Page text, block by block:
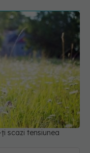
scazi tensiunea